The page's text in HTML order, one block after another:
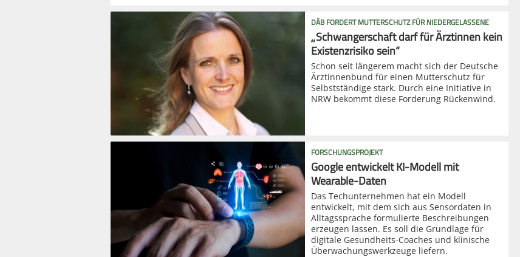
DÄB FORDERT MUTTERSCHUTZ FÜR NIEDERGELASSENE
„Schwangerschaft darf für Ärztinnen kein
Existenzrisiko sein“
Schon seit längerem macht sich der Deutsche
Ärztinnenbund für einen Mutterschutz für
Selbstständige stark. Durch eine Initiative in
NRW bekommt diese Forderung Rückenwind.
FORSCHUNGSPROJEKT
Google entwickelt KI-Modell mit
Wearable-Daten
Das Techunternehmen hat ein Modell
entwickelt, mit dem sich aus Sensordaten in
Alltagssprache formulierte Beschreibungen
erzeugen lassen. Es soll die Grundlage für
digitale Gesundheits-Coaches und klinische
Überwachungswerkzeuge liefern.